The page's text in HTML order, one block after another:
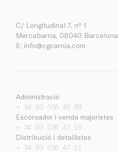
Empresa
Treballa amb nosaltres
C/ Longitudinal 7, nº 1
Mercabarna, 08040 Barcelona
E: info@cgcarnia.com
Administració
+ 34 93 556 48 08
Escorxador i venda majoristes
+ 34 93 556 47 19
Distribució i detallistes
+ 34 93 556 47 11